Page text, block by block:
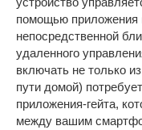
помощью приложения
непосредственной
удаленного
включать не только
пути домой)
приложения-гейта,
между вашим